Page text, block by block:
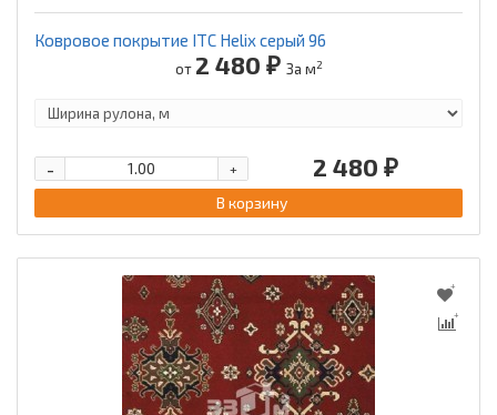
Ковровое покрытие ITC Helix серый 96
от 2 480 ₽ За м2
2 480 ₽
+
-
В корзину